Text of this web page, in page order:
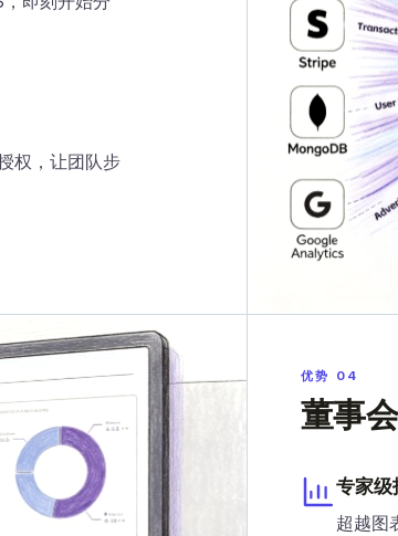
权，让团队步
优势 04
董事
专家级
超越图